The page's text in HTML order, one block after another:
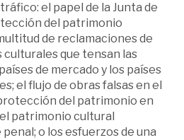
el papel de la Junta de
del patrimonio
de reclamaciones de
que tensan las
de mercado y los países
el flujo de obras falsas en el
del patrimonio en
patrimonio cultural
o los esfuerzos de una